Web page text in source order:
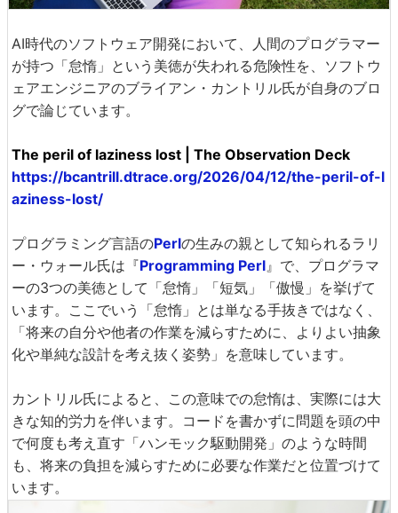
AI時代のソフトウェア開発において、人間のプログラマー
が持つ「怠惰」という美徳が失われる危険性を、ソフトウ
ェアエンジニアのブライアン・カントリル氏が自身のブロ
グで論じています。
The peril of laziness lost | The Observation Deck
https://bcantrill.dtrace.org/2026/04/12/the-peril-of-l
aziness-lost/
プログラミング言語のPerlの生みの親として知られるラリ
ー・ウォール氏は『Programming Perl 』で、プログラマ
ーの3つの美徳として「怠惰」「短気」「傲慢」を挙げて
います。ここでいう「怠惰」とは単なる手抜きではなく、
「将来の自分や他者の作業を減らすために、よりよい抽象
化や単純な設計を考え抜く姿勢」を意味しています。
カントリル氏によると、この意味での怠惰は、実際には大
きな知的労力を伴います。コードを書かずに問題を頭の中
で何度も考え直す「ハンモック駆動開発」のような時間
も、将来の負担を減らすために必要な作業だと位置づけて
います。